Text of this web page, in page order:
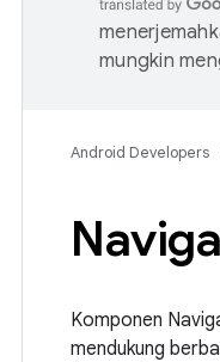
mungkin
Android Developers
Komponen
mendukung